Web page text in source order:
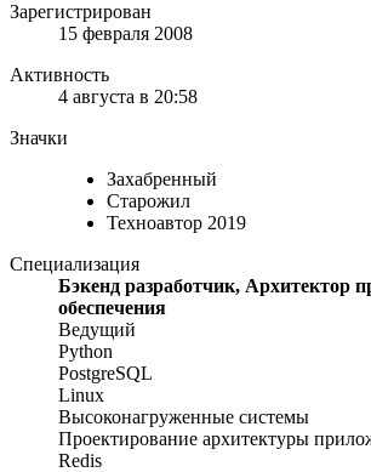
Зарегистрирован
15 февраля 2008
Активность
4 августа в 20:58
Значки
Захабренный
Старожил
Техноавтор 2019
Специализация
Бэкенд разработчик, Архитектор
обеспечения
Ведущий
Python
PostgreSQL
Linux
Высоконагруженные системы
Проектирование архитектуры
Redis